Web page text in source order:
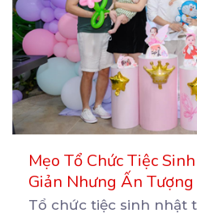
Mẹo Tổ Chức Tiệc
Giản Nhưng Ấn Tượng
Tổ chức tiệc sinh nhật